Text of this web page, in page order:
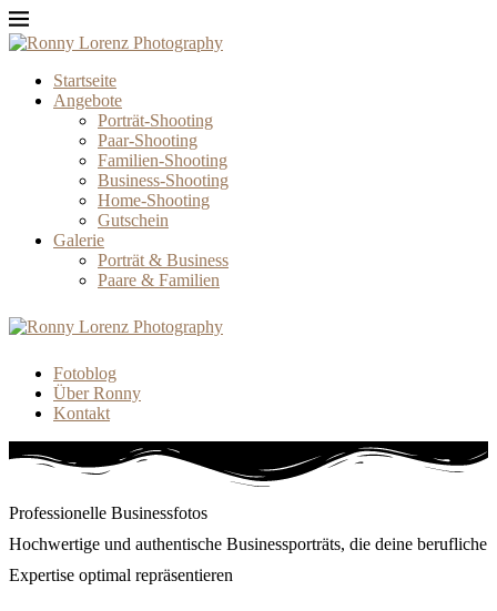
Startseite
Angebote
Porträt-Shooting
Paar-Shooting
Familien-Shooting
Business-Shooting
Home-Shooting
Gutschein
Galerie
Porträt & Business
Paare & Familien
Fotoblog
Über Ronny
Kontakt
Professionelle Businessfotos
Hochwertige und authentische Businessporträts, die deine berufliche
Expertise optimal repräsentieren